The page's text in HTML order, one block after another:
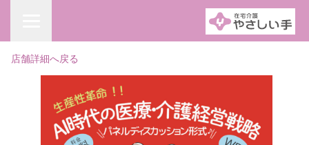
店舗詳細へ戻る